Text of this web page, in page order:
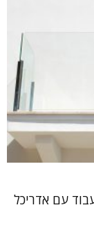
עם אדריכל